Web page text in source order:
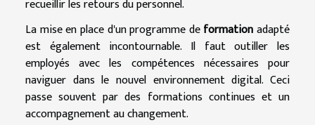
recueillir les retours du personnel.
La mise en place d'un programme deformationadapté
est également incontournable. Il faut outiller les
employés avec les compétences nécessaires pour
naviguer dans le nouvel environnement digital. Ceci
passe souvent par des formations continues et un
accompagnement au changement.